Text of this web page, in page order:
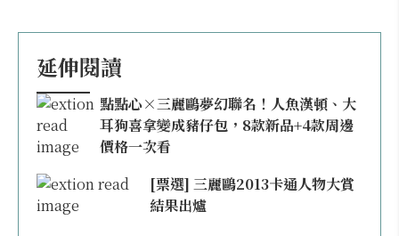
延伸閱讀
點點心×三麗鷗夢幻聯名！人魚漢頓、大
耳狗喜拿變成豬仔包，8款新品+4款周邊
價格一次看
[票選] 三麗鷗2013卡通人物大賞
結果出爐